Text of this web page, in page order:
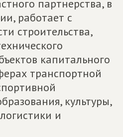
партнерства, в
работает с
строительства,
капитального
транспортной
культуры,
и